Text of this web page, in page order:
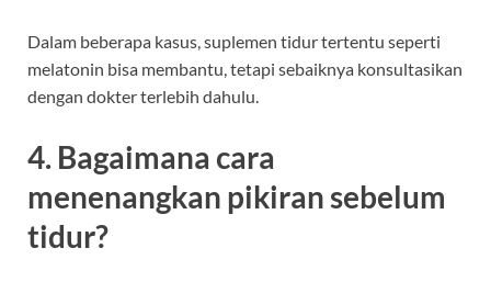
Dalam beberapa kasus, suplemen tidur tertentu seperti
melatonin bisa membantu, tetapi sebaiknya konsultasikan
dengan dokter terlebih dahulu.
4. Bagaimana cara
menenangkan pikiran sebelum
tidur?